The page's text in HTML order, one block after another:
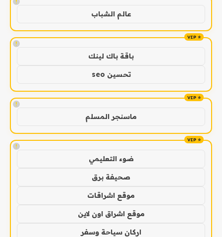
عالم الشباب
!
باقة باك لينك
تحسين seo
!
ماسنجر المسلم
!
ضوء التعليمي
صحيفة برق
موقع اشراقات
موقع اشراق اون لاين
اركان سياحة وسفر